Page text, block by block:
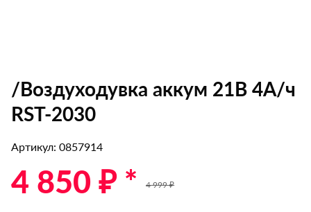
/Воздуходувка аккум 21В 4А/ч
RST-2030
Артикул: 0857914
4 850 ₽ * 4 999 ₽